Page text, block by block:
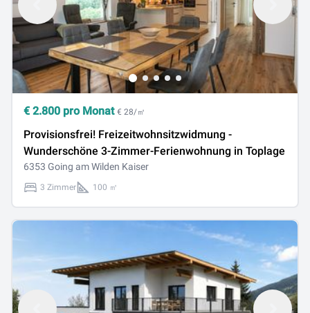
€ 2.800 pro Monat € 28/㎡
Provisionsfrei! Freizeitwohnsitzwidmung -
Wunderschöne 3-Zimmer-Ferienwohnung in Toplage
6353 Going am Wilden Kaiser
3 Zimmer 100 ㎡